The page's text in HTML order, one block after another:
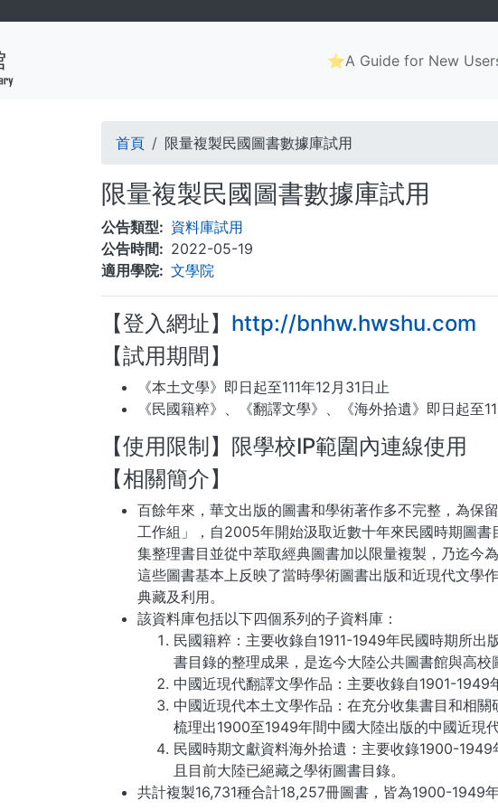
Main
navigation
⭐A Guide for New
導
連
結
首頁 限量複製民國圖書數據庫試用
限量複製民國圖書數據庫試用
公告類型
資料庫試用
公告時間
2022-05-19
適用學院
文學院
【登入網址】 http://bnhw.hwshu.com
【試用期間】
《本土文學》即日起至111年12月31日止
《民國籍粹》、《翻譯文學》、《海外拾遺》即日起至
【使用限制】限學校IP範圍內連線使用
【相關簡介】
百餘年來，華文出版的圖書和學術著作多不完整，為保
工作組」，自2005年開始汲取近數十年來民國時期圖
集整理書目並從中萃取經典圖書加以限量複製，乃迄今
這些圖書基本上反映了當時學術圖書出版和近現代文學
典藏及利用。
該資料庫包括以下四個系列的子資料庫：
民國籍粹：主要收錄自1911-1949年民國時期所
書目錄的整理成果，是迄今大陸公共圖書館與高
中國近現代翻譯文學作品：主要收錄自1901-1949
中國近現代本土文學作品：在充分收集書目和相
梳理出1900至1949年間中國大陸出版的中國近現
民國時期文獻資料海外拾遺：主要收錄1900-
且目前大陸已絕藏之學術圖書目錄。
共計複製16,731種合計18,257冊圖書，皆為1900-1949